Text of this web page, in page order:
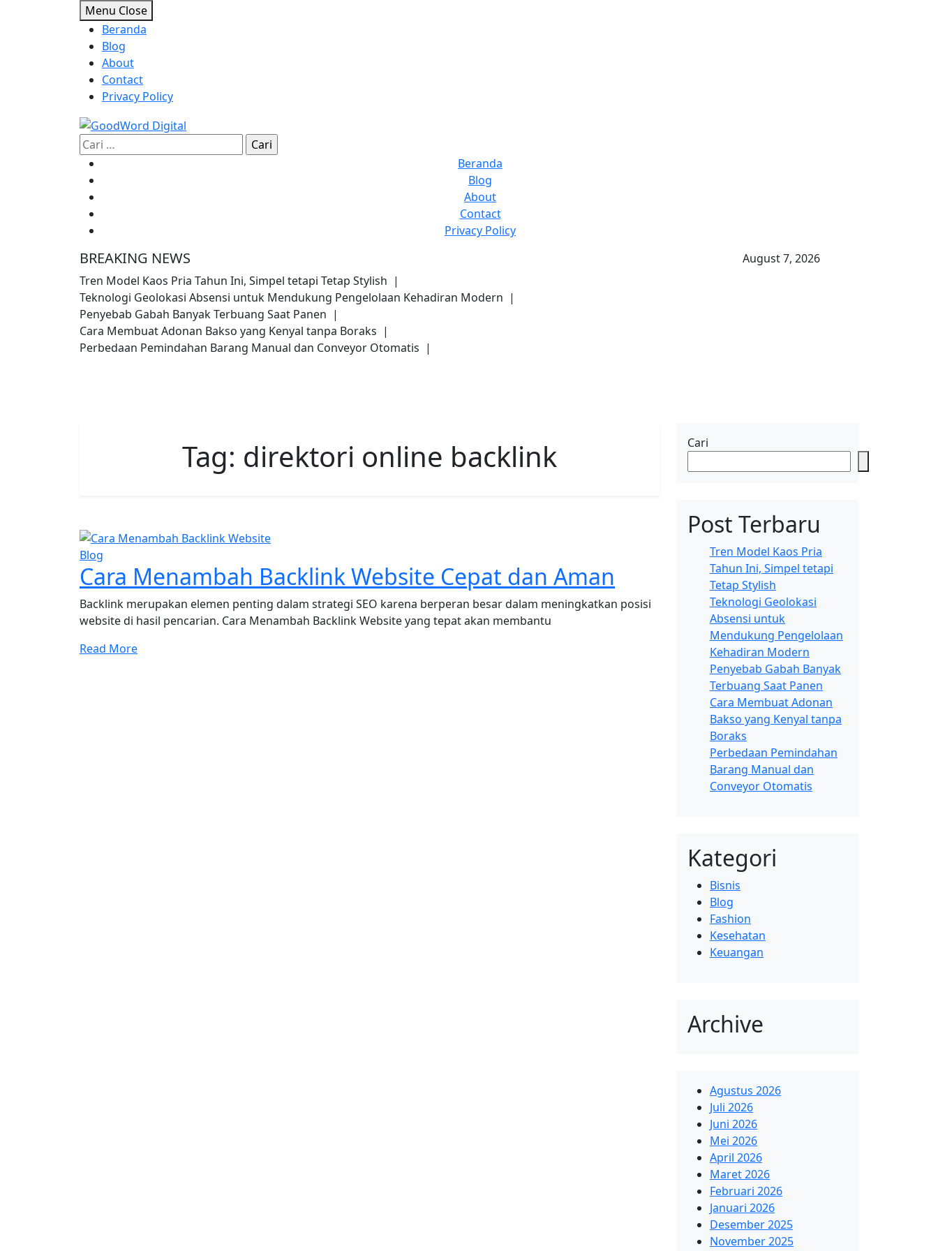
Menu Close
Beranda
Blog
About
Contact
Privacy Policy
Cari
untuk:
Beranda
Blog
About
Contact
Privacy Policy
BREAKING NEWS
Tren Model Kaos Pria Tahun Ini, Simpel tetapi Tetap Stylish |
Teknologi Geolokasi Absensi untuk Mendukung Pengelolaan Kehadiran Modern |
Penyebab Gabah Banyak Terbuang Saat Panen |
Cara Membuat Adonan Bakso yang Kenyal tanpa Boraks |
Perbedaan Pemindahan Barang Manual dan Conveyor Otomatis |
August 7, 2026
Tag: direktori online backlink
Blog
Cara Menambah Backlink Website Cepat dan Aman
Backlink merupakan elemen penting dalam strategi SEO karena berperan besar dalam meningkatkan posisi
website di hasil pencarian. Cara Menambah Backlink Website yang tepat akan membantu
Read More
Cari
Post Terbaru
Tren Model Kaos Pria
Tahun Ini, Simpel tetapi
Tetap Stylish
Teknologi Geolokasi
Absensi untuk
Mendukung Pengelolaan
Kehadiran Modern
Penyebab Gabah Banyak
Terbuang Saat Panen
Cara Membuat Adonan
Bakso yang Kenyal tanpa
Boraks
Perbedaan Pemindahan
Barang Manual dan
Conveyor Otomatis
Kategori
Bisnis
Blog
Fashion
Kesehatan
Keuangan
Archive
Agustus 2026
Juli 2026
Juni 2026
Mei 2026
April 2026
Maret 2026
Februari 2026
Januari 2026
Desember 2025
November 2025